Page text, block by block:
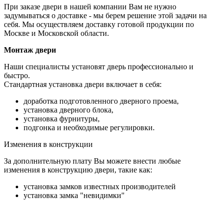
При заказе двери в нашей компании Вам не нужно
задумываться о доставке - мы берем решение этой задачи на
себя. Мы осуществляем доставку готовой продукции по
Москве и Московской области.
Монтаж двери
Наши специалисты установят дверь профессионально и
быстро.
Стандартная установка двери включает в себя:
доработка подготовленного дверного проема,
установка дверного блока,
установка фурнитуры,
подгонка и необходимые регулировки.
Изменения в конструкции
За дополнительную плату Вы можете внести любые
изменения в конструкцию двери, такие как:
установка замков известных производителей
установка замка "невидимки"